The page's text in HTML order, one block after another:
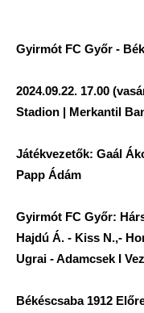
Gyirmót FC Győr -
2024.09.22. 17.00
Stadion | Merkantil
Játékvezetők: Gaál
Papp Ádám
Gyirmót FC Győr:
Hajdú Á. - Kiss N.,-
Ugrai - Adamcsek I
Békéscsaba 1912